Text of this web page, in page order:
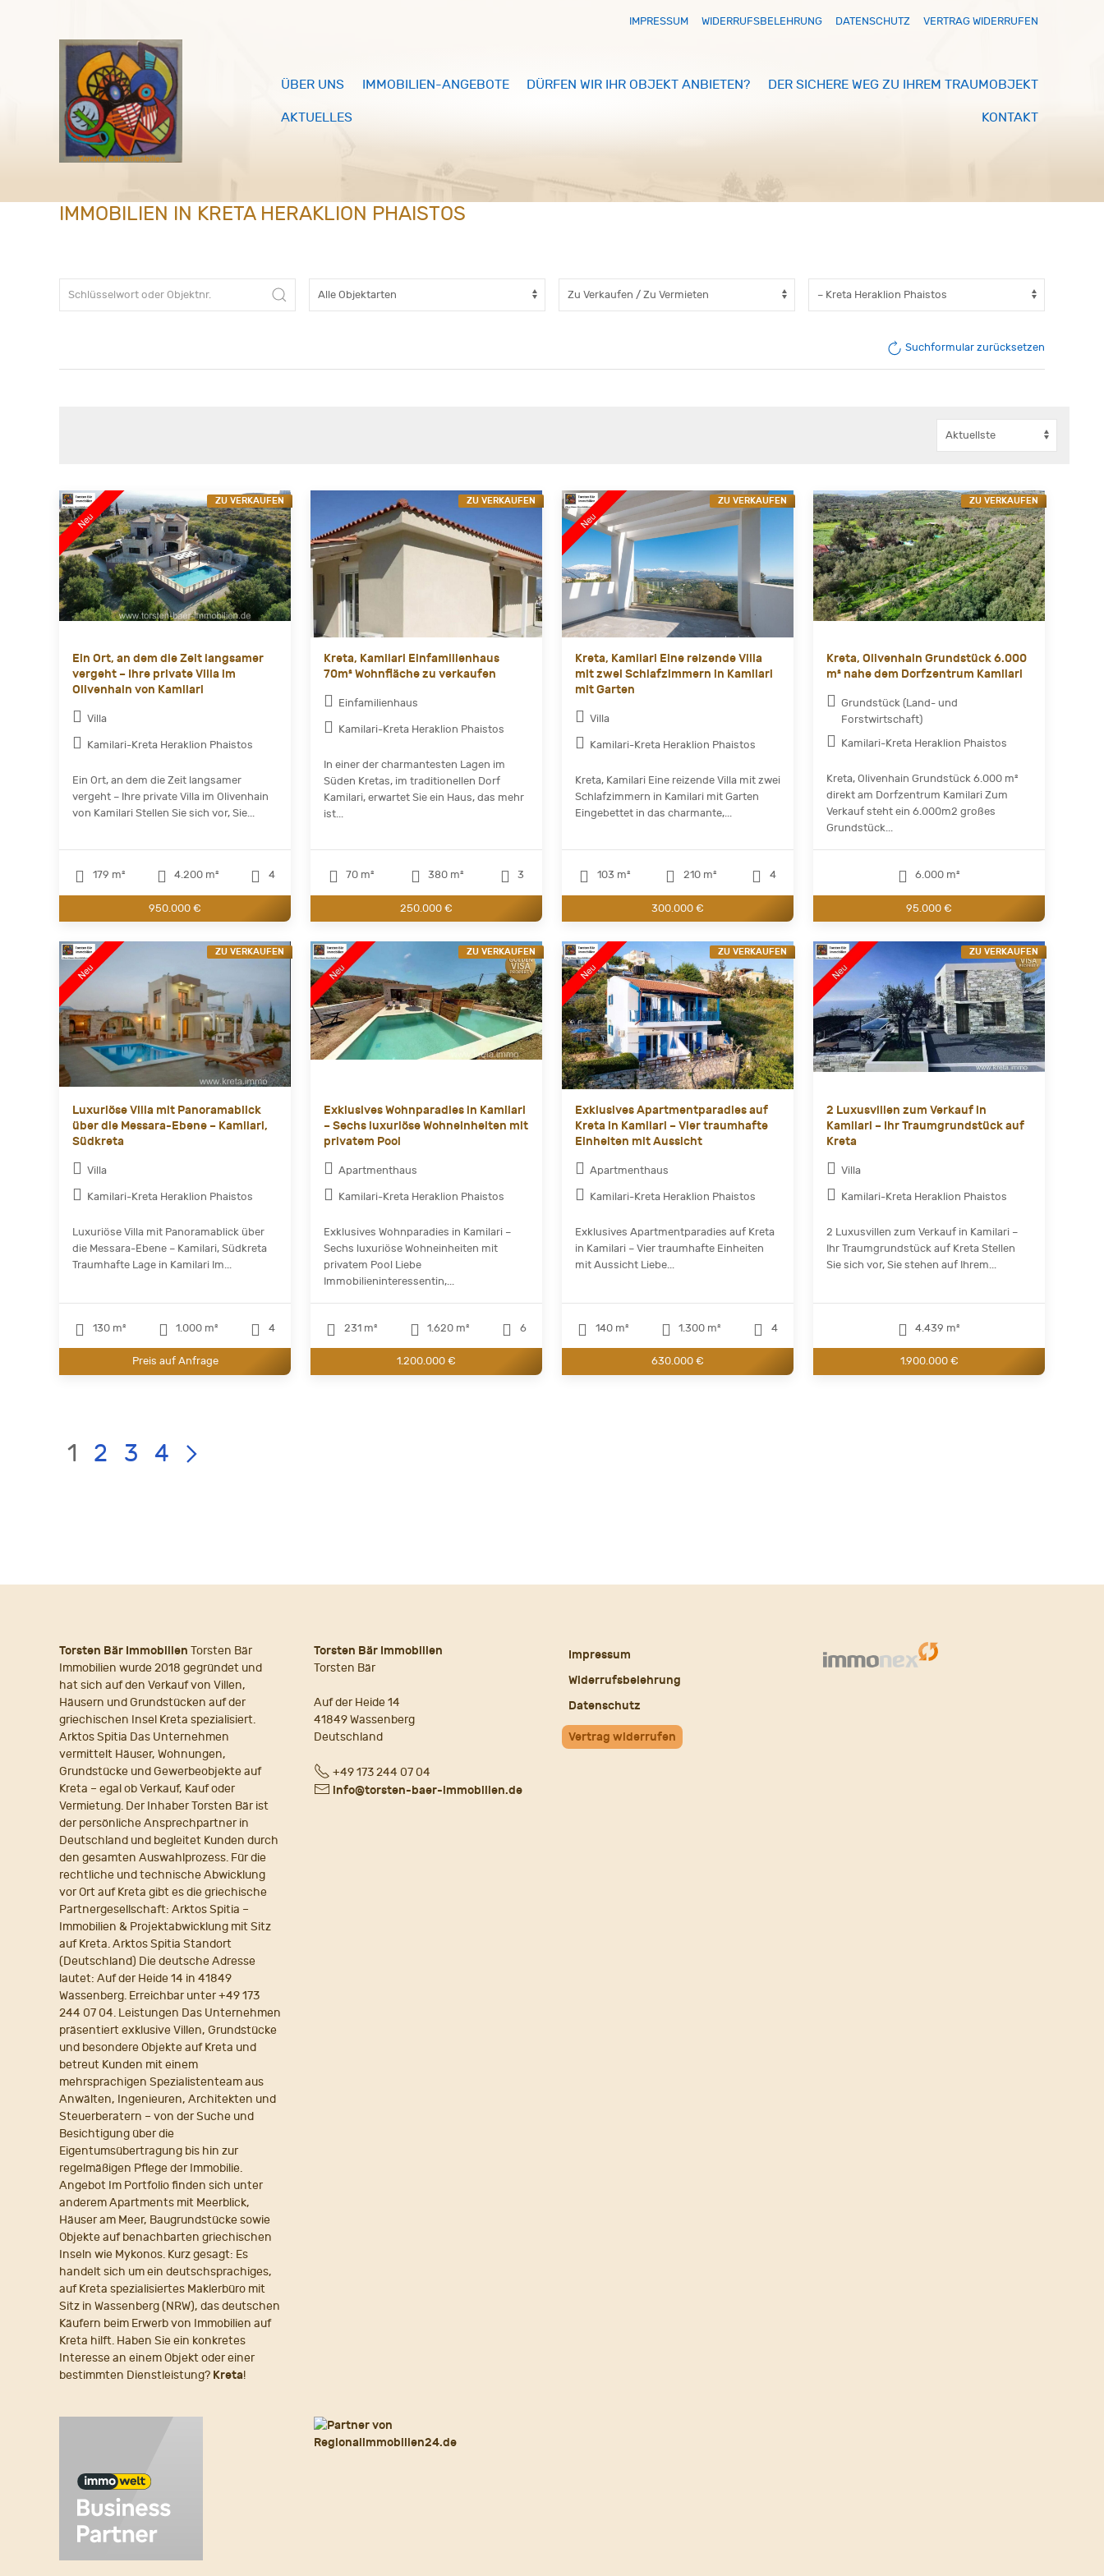
IMPRESSUM WIDERRUFSBELEHRUNG DATENSCHUTZ VERTRAG WIDERRUFEN
ÜBER UNS IMMOBILIEN-ANGEBOTE DÜRFEN WIR IHR OBJEKT ANBIETEN? DER SICHERE WEG ZU IHREM TRAUMOBJEKT
AKTUELLES KONTAKT
IMMOBILIEN IN KRETA HERAKLION PHAISTOS
Suchformular zurücksetzen
Ein Ort, an dem die Zeit langsamer
vergeht – Ihre private Villa im
Olivenhain von Kamilari
Villa
Kamilari-Kreta Heraklion Phaistos
Ein Ort, an dem die Zeit langsamer
vergeht – Ihre private Villa im Olivenhain
von Kamilari Stellen Sie sich vor, Sie...
179 m² 4.200 m² 4
950.000 €
ZU VERKAUFEN
Kreta, Kamilari Einfamilienhaus
70m² Wohnfläche zu verkaufen
Einfamilienhaus
Kamilari-Kreta Heraklion Phaistos
In einer der charmantesten Lagen im
Süden Kretas, im traditionellen Dorf
Kamilari, erwartet Sie ein Haus, das mehr
ist...
70 m² 380 m² 3
250.000 €
ZU VERKAUFEN
Kreta, Kamilari Eine reizende Villa
mit zwei Schlafzimmern in Kamilari
mit Garten
Villa
Kamilari-Kreta Heraklion Phaistos
Kreta, Kamilari Eine reizende Villa mit zwei
Schlafzimmern in Kamilari mit Garten
Eingebettet in das charmante,...
103 m² 210 m² 4
300.000 €
ZU VERKAUFEN
Kreta, Olivenhain Grundstück 6.000
m² nahe dem Dorfzentrum Kamilari
Grundstück (Land- und
Forstwirtschaft)
Kamilari-Kreta Heraklion Phaistos
Kreta, Olivenhain Grundstück 6.000 m²
direkt am Dorfzentrum Kamilari Zum
Verkauf steht ein 6.000m2 großes
Grundstück...
6.000 m²
95.000 €
ZU VERKAUFEN
Luxuriöse Villa mit Panoramablick
über die Messara-Ebene – Kamilari,
Südkreta
Villa
Kamilari-Kreta Heraklion Phaistos
Luxuriöse Villa mit Panoramablick über
die Messara-Ebene – Kamilari, Südkreta
Traumhafte Lage in Kamilari Im...
130 m² 1.000 m² 4
Preis auf Anfrage
ZU VERKAUFEN
Exklusives Wohnparadies in Kamilari
– Sechs luxuriöse Wohneinheiten mit
privatem Pool
Apartmenthaus
Kamilari-Kreta Heraklion Phaistos
Exklusives Wohnparadies in Kamilari –
Sechs luxuriöse Wohneinheiten mit
privatem Pool Liebe
Immobilieninteressentin,...
231 m² 1.620 m² 6
1.200.000 €
ZU VERKAUFEN
Exklusives Apartmentparadies auf
Kreta in Kamilari – Vier traumhafte
Einheiten mit Aussicht
Apartmenthaus
Kamilari-Kreta Heraklion Phaistos
Exklusives Apartmentparadies auf Kreta
in Kamilari – Vier traumhafte Einheiten
mit Aussicht Liebe...
140 m² 1.300 m² 4
630.000 €
ZU VERKAUFEN
2 Luxusvillen zum Verkauf in
Kamilari – Ihr Traumgrundstück auf
Kreta
Villa
Kamilari-Kreta Heraklion Phaistos
2 Luxusvillen zum Verkauf in Kamilari –
Ihr Traumgrundstück auf Kreta Stellen
Sie sich vor, Sie stehen auf Ihrem...
4.439 m²
1.900.000 €
ZU VERKAUFEN
LIST
Page:
1 2 3 4
Torsten Bär Immobilien Torsten Bär
Immobilien wurde 2018 gegründet und
hat sich auf den Verkauf von Villen,
Häusern und Grundstücken auf der
griechischen Insel Kreta spezialisiert.
Arktos Spitia Das Unternehmen
vermittelt Häuser, Wohnungen,
Grundstücke und Gewerbeobjekte auf
Kreta – egal ob Verkauf, Kauf oder
Vermietung. Der Inhaber Torsten Bär ist
der persönliche Ansprechpartner in
Deutschland und begleitet Kunden durch
den gesamten Auswahlprozess. Für die
rechtliche und technische Abwicklung
vor Ort auf Kreta gibt es die griechische
Partnergesellschaft: Arktos Spitia –
Immobilien & Projektabwicklung mit Sitz
auf Kreta. Arktos Spitia Standort
(Deutschland) Die deutsche Adresse
lautet: Auf der Heide 14 in 41849
Wassenberg. Erreichbar unter +49 173
244 07 04. Leistungen Das Unternehmen
präsentiert exklusive Villen, Grundstücke
und besondere Objekte auf Kreta und
betreut Kunden mit einem
mehrsprachigen Spezialistenteam aus
Anwälten, Ingenieuren, Architekten und
Steuerberatern – von der Suche und
Besichtigung über die
Eigentumsübertragung bis hin zur
regelmäßigen Pflege der Immobilie.
Angebot Im Portfolio finden sich unter
anderem Apartments mit Meerblick,
Häuser am Meer, Baugrundstücke sowie
Objekte auf benachbarten griechischen
Inseln wie Mykonos. Kurz gesagt: Es
handelt sich um ein deutschsprachiges,
auf Kreta spezialisiertes Maklerbüro mit
Sitz in Wassenberg (NRW), das deutschen
Käufern beim Erwerb von Immobilien auf
Kreta hilft. Haben Sie ein konkretes
Interesse an einem Objekt oder einer
bestimmten Dienstleistung? Kreta!
Torsten Bär Immobilien
Torsten Bär
Auf der Heide 14
41849 Wassenberg
Deutschland
Fon+49 173 244 07 04
E- info@torsten-baer-immobilien.de
Impressum
Widerrufsbelehrung
Datenschutz
Vertrag widerrufen